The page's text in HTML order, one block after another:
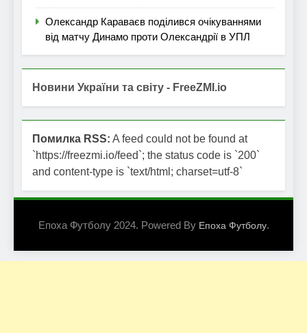
Олександр Караваєв поділився очікуваннями
від матчу Динамо проти Олександрії в УПЛ
Новини України та світу - FreeZMI.io
Помилка RSS: A feed could not be found at
`https://freezmi.io/feed`; the status code is `200`
and content-type is `text/html; charset=utf-8`
Епоха Футболу 2024. Powered By Епоха Футболу.